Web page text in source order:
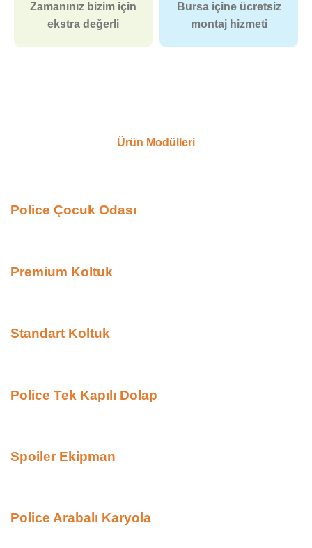
Zamanınız bizim için
ekstra değerli
Bursa içine ücretsiz
montaj hizmeti
Ürün Modülleri
Police Çocuk Odası
Premium Koltuk
Standart Koltuk
Police Tek Kapılı Dolap
Spoiler Ekipman
Police Arabalı Karyola